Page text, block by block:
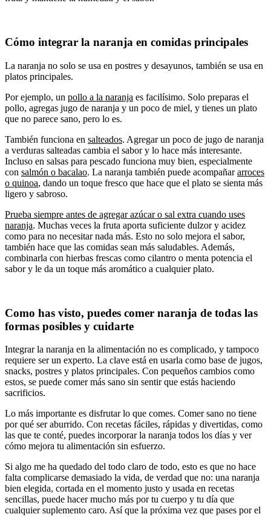
Cómo integrar la naranja en comidas principales
La naranja no solo se usa en postres y desayunos, también se usa en
platos principales.
Por ejemplo, un pollo a la naranja es facilísimo. Solo preparas el
pollo, agregas jugo de naranja y un poco de miel, y tienes un plato
que no parece sano, pero lo es.
También funciona en salteados. Agregar un poco de jugo de naranja
a verduras salteadas cambia el sabor y lo hace más interesante.
Incluso en salsas para pescado funciona muy bien, especialmente
con salmón o bacalao. La naranja también puede acompañararroces
o quinoa, dando un toque fresco que hace que el plato se sienta más
ligero y sabroso.
Prueba siempre antes de agregar azúcar o sal extra cuando uses
naranja. Muchas veces la fruta aporta suficiente dulzor y acidez
como para no necesitar nada más. Esto no solo mejora el sabor,
también hace que las comidas sean más saludables. Además,
combinarla con hierbas frescas como cilantro o menta potencia el
sabor y le da un toque más aromático a cualquier plato.
Como has visto, puedes comer naranja de todas las
formas posibles y cuidarte
Integrar la naranja en la alimentación no es complicado, y tampoco
requiere ser un experto. La clave está en usarla como base de jugos,
snacks, postres y platos principales. Con pequeños cambios como
estos, se puede comer más sano sin sentir que estás haciendo
sacrificios.
Lo más importante es disfrutar lo que comes. Comer sano no tiene
por qué ser aburrido. Con recetas fáciles, rápidas y divertidas, como
las que te conté, puedes incorporar la naranja todos los días y ver
cómo mejora tu alimentación sin esfuerzo.
Si algo me ha quedado del todo claro de todo, esto es que no hace
falta complicarse demasiado la vida, de verdad que no: una naranja
bien elegida, cortada en el momento justo y usada en recetas
sencillas, puede hacer mucho más por tu cuerpo y tu día que
cualquier suplemento caro. Así que la próxima vez que pases por el